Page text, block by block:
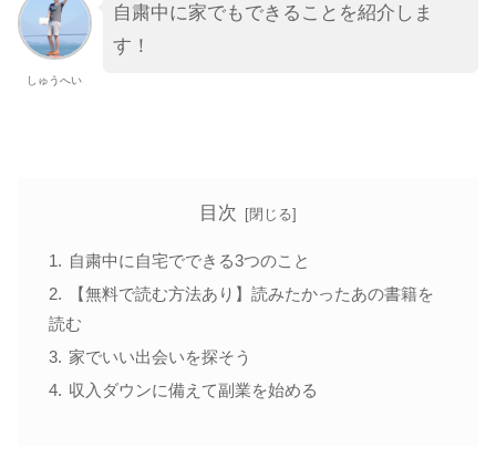
しゅうへい
自粛中に家でもできることを紹介しま
す！
目次
自粛中に自宅でできる3つのこと
【無料で読む方法あり】読みたかったあの書籍を
読む
家でいい出会いを探そう
収入ダウンに備えて副業を始める